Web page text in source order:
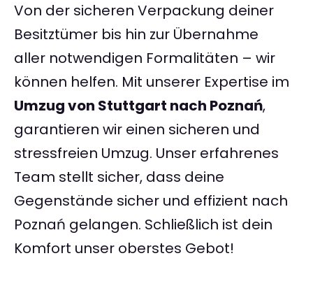
Von der sicheren Verpackung deiner
Besitztümer bis hin zur Übernahme
aller notwendigen Formalitäten – wir
können helfen. Mit unserer Expertise im
Umzug von Stuttgart nach Poznań,
garantieren wir einen sicheren und
stressfreien Umzug. Unser erfahrenes
Team stellt sicher, dass deine
Gegenstände sicher und effizient nach
Poznań gelangen. Schließlich ist dein
Komfort unser oberstes Gebot!